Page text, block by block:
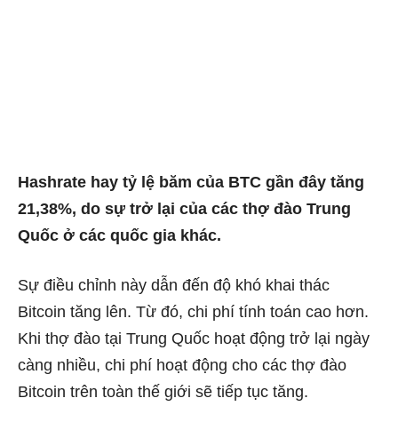
Hashrate hay tỷ lệ băm của BTC gần đây tăng
21,38%, do sự trở lại của các thợ đào Trung
Quốc ở các quốc gia khác.
Sự điều chỉnh này dẫn đến độ khó khai thác
Bitcoin tăng lên. Từ đó, chi phí tính toán cao hơn.
Khi thợ đào tại Trung Quốc hoạt động trở lại ngày
càng nhiều, chi phí hoạt động cho các thợ đào
Bitcoin trên toàn thế giới sẽ tiếp tục tăng.